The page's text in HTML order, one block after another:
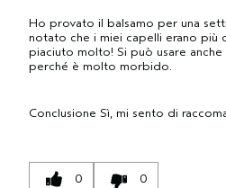
Ho provato il balsamo per una
notato che i miei capelli erano
piaciuto molto! Si può usare
perché è molto morbido.
Conclusione Sì, mi sento di
0 0